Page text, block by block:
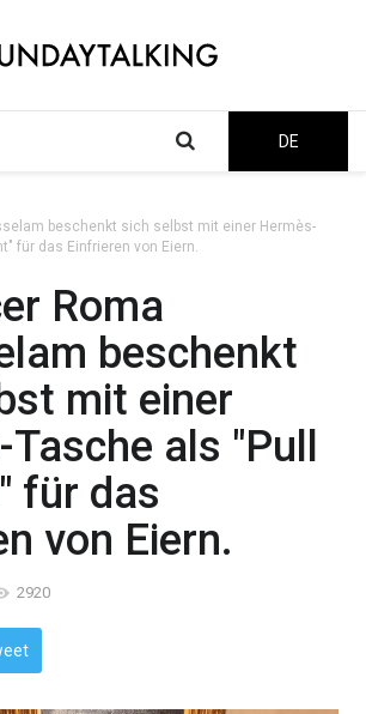
DE
beschenkt sich selbst mit einer Hermès-
für das Einfrieren von Eiern.
Roma
beschenkt
mit einer
als "Pull
für das
von Eiern.
2920